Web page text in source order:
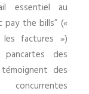
essentiel au
pay the bills” («
les factures »)
des
des